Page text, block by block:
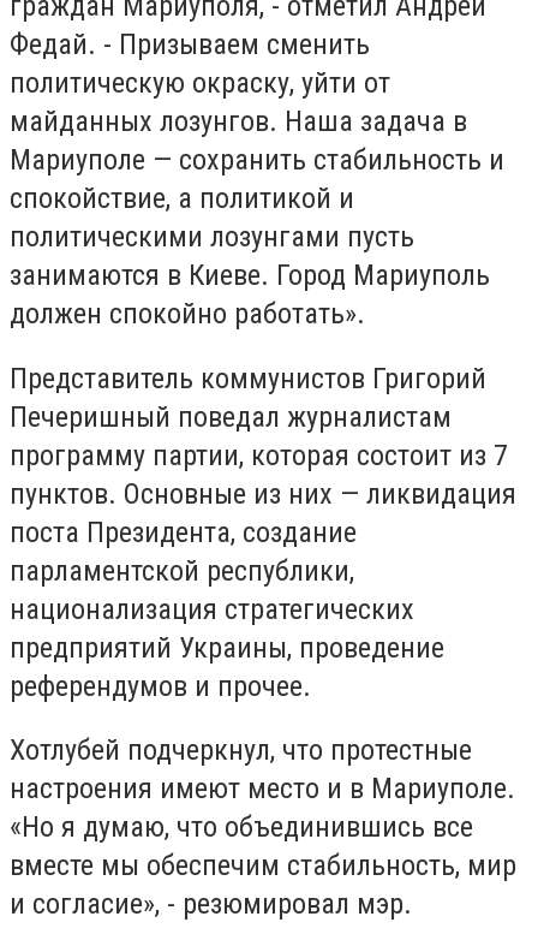
Федай. - Призываем сменить
политическую окраску, уйти от
майданных лозунгов. Наша задача в
Мариуполе — сохранить стабильность и
спокойствие, а политикой и
политическими лозунгами пусть
занимаются в Киеве. Город Мариуполь
должен спокойно работать».
Представитель коммунистов Григорий
Печеришный поведал журналистам
программу партии, которая состоит из 7
пунктов. Основные из них — ликвидация
поста Президента, создание
парламентской республики,
национализация стратегических
предприятий Украины, проведение
референдумов и прочее.
Хотлубей подчеркнул, что протестные
настроения имеют место и в Мариуполе.
«Но я думаю, что объединившись все
вместе мы обеспечим стабильность, мир
и согласие», - резюмировал мэр.